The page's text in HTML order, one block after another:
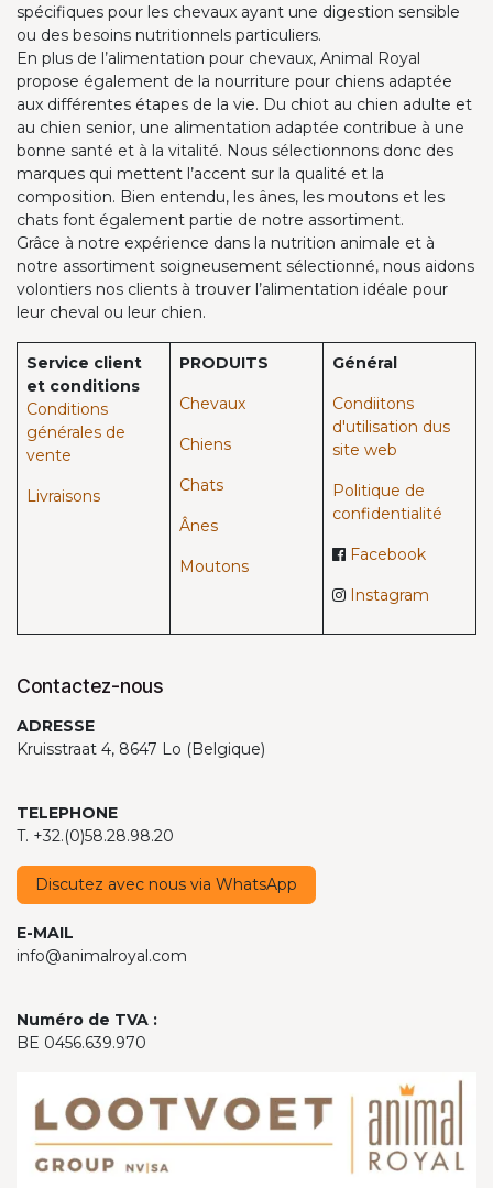
spécifiques pour les chevaux ayant une digestion sensible
ou des besoins nutritionnels particuliers.
En plus de l’alimentation pour chevaux, Animal Royal
propose également de la nourriture pour chiens adaptée
aux différentes étapes de la vie. Du chiot au chien adulte et
au chien senior, une alimentation adaptée contribue à une
bonne santé et à la vitalité. Nous sélectionnons donc des
marques qui mettent l’accent sur la qualité et la
composition. Bien entendu, les ânes, les moutons et les
chats font également partie de notre assortiment.
Grâce à notre expérience dans la nutrition animale et à
notre assortiment soigneusement sélectionné, nous aidons
volontiers nos clients à trouver l’alimentation idéale pour
leur cheval ou leur chien.
Service client
et conditions
Conditions
générales de
vente
Livraisons
PRODUITS
Chevaux​
Chiens
Chats
Ânes
Moutons
Général
Condiitons
d'utilisation dus
site web
Politique de
confidentialité
Facebook
Instagram
Contactez-nous
ADRESSE
Kruisstraat 4, 8647 Lo (Belgique)
TELEPHONE
T. +32.(0)58.28.98.20
Discutez avec nous via WhatsApp
E-MAIL
info@animalroyal.com
Numéro de TVA :
BE 0456.639.970